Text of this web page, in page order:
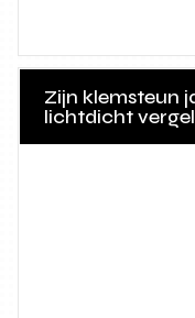
Zijn klemsteun
lichtdicht